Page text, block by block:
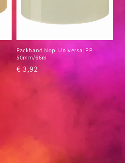
Packband Nopi Universal PP
50mm/66m
Normaler
€ 3,92